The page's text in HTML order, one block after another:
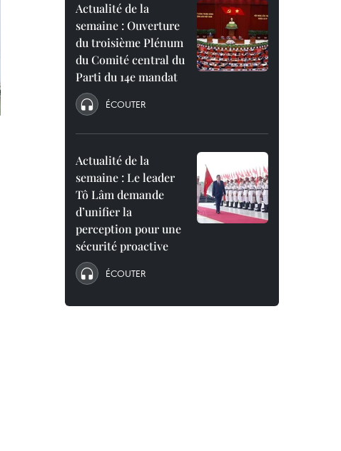
Actualité de la
semaine : Ouverture
du troisième Plénum
du Comité central du
Parti du 14e mandat
ÉCOUTER
Actualité de la
semaine : Le leader
Tô Lâm demande
d’unifier la
perception pour une
sécurité proactive
ÉCOUTER